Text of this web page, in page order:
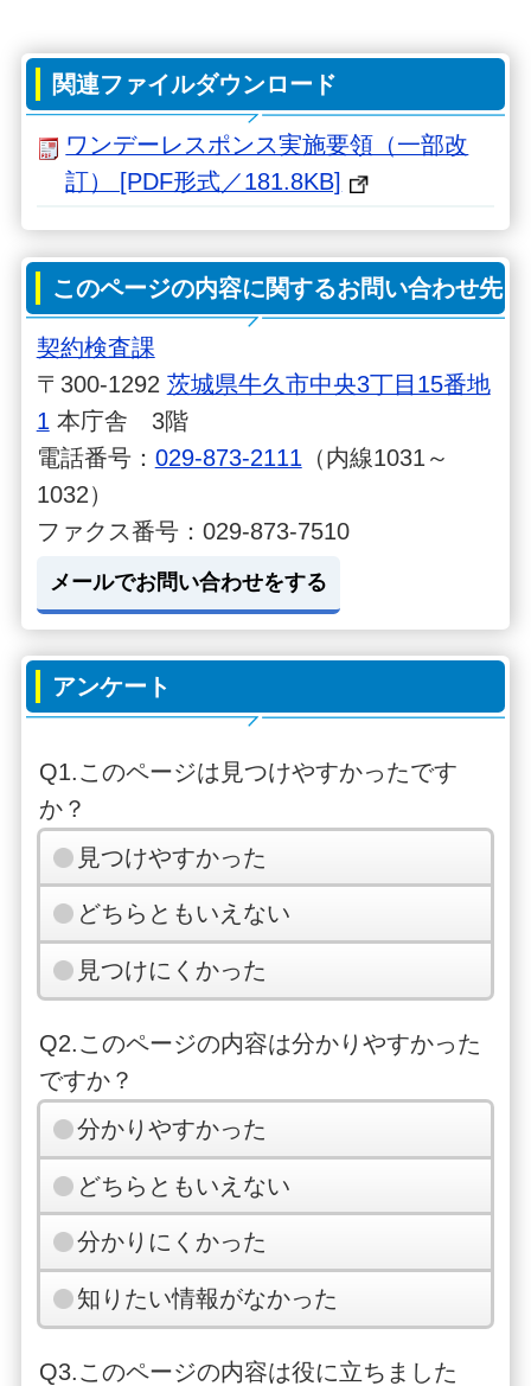
関連ファイルダウンロード
ワンデーレスポンス実施要領（一部改
訂） [PDF形式／181.8KB]
このページの内容に関するお問い合わせ先
契約検査課
〒300-1292 茨城県牛久市中央3丁目15番地
1 本庁舎 3階
電話番号： 029-873-2111 （内線1031～
1032）
ファクス番号：029-873-7510
メールでお問い合わせをする
アンケート
Q1.このページは見つけやすかったです
か？
見つけやすかった
どちらともいえない
見つけにくかった
Q2.このページの内容は分かりやすかった
ですか？
分かりやすかった
どちらともいえない
分かりにくかった
知りたい情報がなかった
Q3.このページの内容は役に立ちました